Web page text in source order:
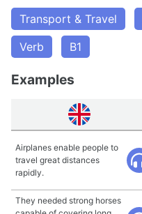
Transport & Travel
Verb
B1
Examples
Airplanes enable people to
travel great distances
rapidly.
They needed strong horses